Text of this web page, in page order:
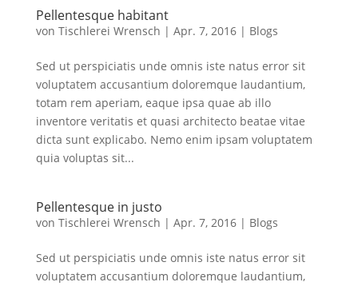
Pellentesque habitant
von Tischlerei Wrensch | Apr. 7, 2016| Blogs
Sed ut perspiciatis unde omnis iste natus error sit
voluptatem accusantium doloremque laudantium,
totam rem aperiam, eaque ipsa quae ab illo
inventore veritatis et quasi architecto beatae vitae
dicta sunt explicabo. Nemo enim ipsam voluptatem
quia voluptas sit...
Pellentesque in justo
von Tischlerei Wrensch | Apr. 7, 2016| Blogs
Sed ut perspiciatis unde omnis iste natus error sit
voluptatem accusantium doloremque laudantium,